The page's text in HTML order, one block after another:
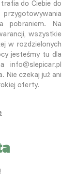
do Ciebie do
pobraniem. Na
wszystkie
w rozdzielonych
jesteśmy tu dla
Nie czekaj już ani
oferty.